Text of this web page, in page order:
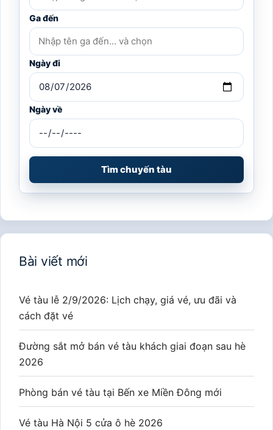
Ga đến
Ngày đi
Ngày về
Tìm chuyến tàu
Bài viết mới
Vé tàu lễ 2/9/2026: Lịch chạy, giá vé, ưu đãi và
cách đặt vé
Đường sắt mở bán vé tàu khách giai đoạn sau hè
2026
Phòng bán vé tàu tại Bến xe Miền Đông mới
Vé tàu Hà Nội 5 cửa ô hè 2026